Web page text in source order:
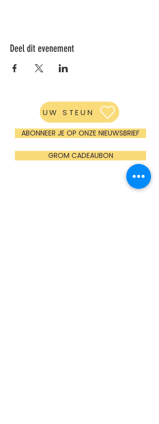
Deel dit evenement
UW STEUN
ABONNEER JE OP ONZE NIEUWSBRIEF
GROM CADEAUBON